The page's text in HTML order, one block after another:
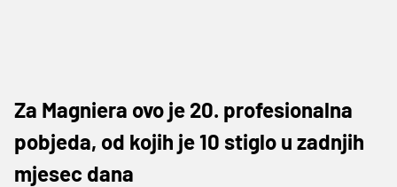
Za Magniera ovo je 20. profesionalna
pobjeda, od kojih je 10 stiglo u zadnjih
mjesec dana